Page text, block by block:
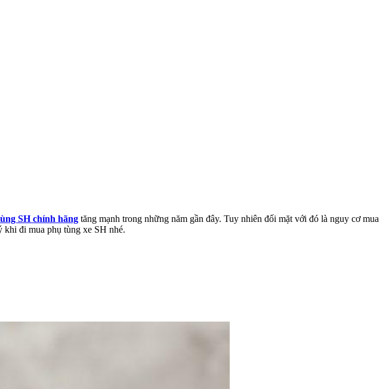
SH chính hãng tăng mạnh trong những năm gần đây. Tuy nhiên đối mặt với đó là nguy cơ mua
khi đi mua phụ tùng xe SH nhé.